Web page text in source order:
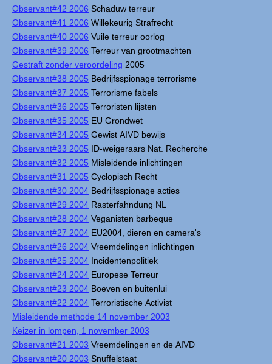
Observant#42 2006 Schaduw terreur
Observant#41 2006 Willekeurig Strafrecht
Observant#40 2006 Vuile terreur oorlog
Observant#39 2006 Terreur van grootmachten
Gestraft zonder veroordeling 2005
Observant#38 2005 Bedrijfsspionage terrorisme
Observant#37 2005 Terrorisme fabels
Observant#36 2005 Terroristen lijsten
Observant#35 2005 EU Grondwet
Observant#34 2005 Gewist AIVD bewijs
Observant#33 2005 ID-weigeraars Nat. Recherche
Observant#32 2005 Misleidende inlichtingen
Observant#31 2005 Cyclopisch Recht
Observant#30 2004 Bedrijfsspionage acties
Observant#29 2004 Rasterfahndung NL
Observant#28 2004 Veganisten barbeque
Observant#27 2004 EU2004, dieren en camera's
Observant#26 2004 Vreemdelingen inlichtingen
Observant#25 2004 Incidentenpolitiek
Observant#24 2004 Europese Terreur
Observant#23 2004 Boeven en buitenlui
Observant#22 2004 Terroristische Activist
Misleidende methode 14 november 2003
Keizer in lompen, 1 november 2003
Observant#21 2003 Vreemdelingen en de AIVD
Observant#20 2003 Snuffelstaat